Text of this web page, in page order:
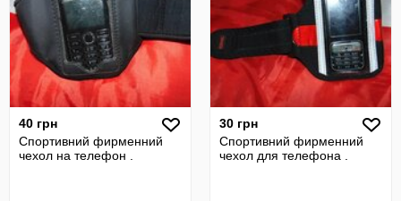
40 грн
Спортивний фирменний
чехол на телефон .
30 грн
Спортивний фирменний
чехол для телефона .